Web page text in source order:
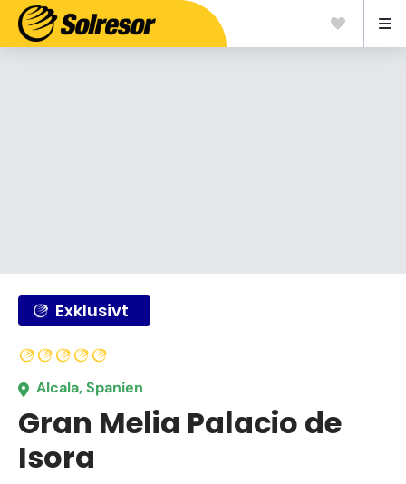
Exklusivt
Alcala, Spanien
Gran Melia Palacio de
Isora